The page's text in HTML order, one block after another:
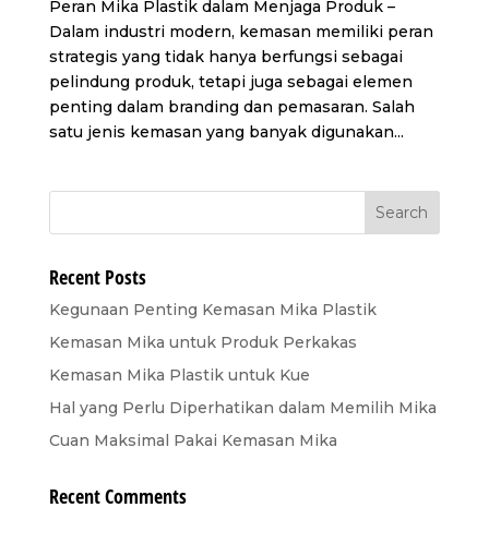
Peran Mika Plastik dalam Menjaga Produk –
Dalam industri modern, kemasan memiliki peran
strategis yang tidak hanya berfungsi sebagai
pelindung produk, tetapi juga sebagai elemen
penting dalam branding dan pemasaran. Salah
satu jenis kemasan yang banyak digunakan...
Recent Posts
Kegunaan Penting Kemasan Mika Plastik
Kemasan Mika untuk Produk Perkakas
Kemasan Mika Plastik untuk Kue
Hal yang Perlu Diperhatikan dalam Memilih Mika
Cuan Maksimal Pakai Kemasan Mika
Recent Comments